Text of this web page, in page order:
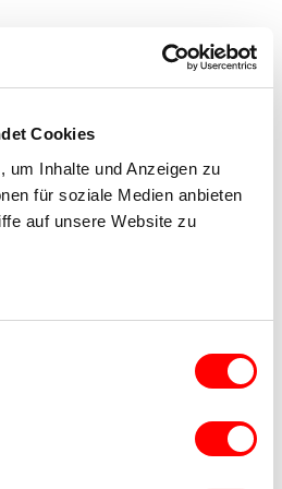
Cookies
um Inhalte und Anzeigen zu
für soziale Medien anbieten
auf unsere Website zu